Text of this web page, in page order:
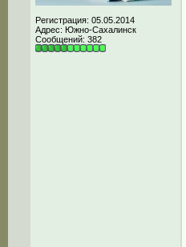
Регистрация: 05.05.2014
Адрес: Южно-Сахалинск
Сообщений: 382